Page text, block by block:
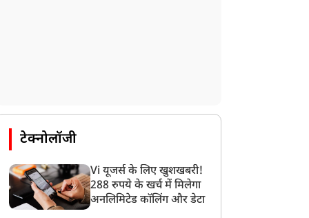
टेक्नोलॉजी
Vi यूजर्स के लिए खुशखबरी!
288 रुपये के खर्च में मिलेगा
अनलिमिटेड कॉलिंग और डेटा